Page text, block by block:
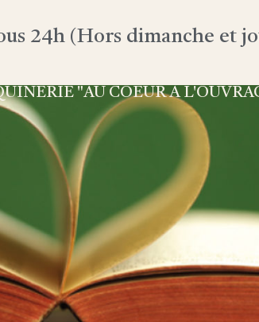
24h (Hors dimanche et
"AU COEUR À